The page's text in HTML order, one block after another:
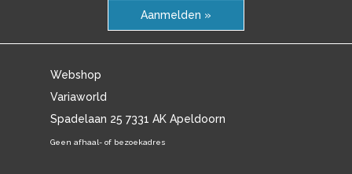
Aanmelden »
Webshop
Variaworld
Spadelaan 25 7331 AK Apeldoorn
Geen afhaal- of bezoekadres